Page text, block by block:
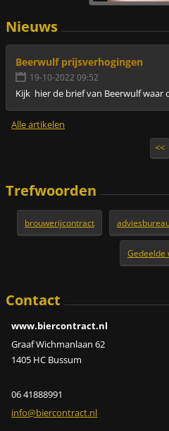
Nieuws
Beerwulf prijsverhogingen
19-10-2022 09:52
Kijk hier de brief van Beerwulf waar
Alle artikelen
<<
Trefwoorden
brouwerijcontract
Gedeelde
Contact
www.biercontract.nl
Graaf Wichmanlaan 62
1405 HC Bussum
06 41888991
info@biercontract.nl